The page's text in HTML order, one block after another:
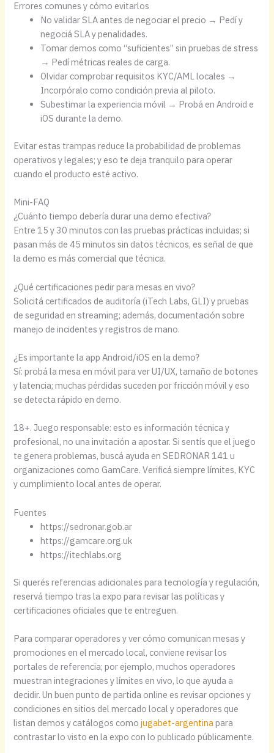
Errores comunes y cómo evitarlos
No validar SLA antes de negociar el precio → Pedí y
negociá SLA y penalidades.
Tomar demos como “suficientes” sin pruebas de stress
→ Pedí métricas reales de carga.
Olvidar comprobar requisitos KYC/AML locales →
Incorpóralo como condición previa al piloto.
Subestimar la experiencia móvil → Probá en Android e
iOS durante la demo.
Evitar estas trampas reduce la probabilidad de problemas
operativos y legales; y eso te deja tranquilo para operar
cuando el producto esté activo.
Mini-FAQ
¿Cuánto tiempo debería durar una demo efectiva?
Entre 15 y 30 minutos con las pruebas prácticas incluidas; si
pasan más de 45 minutos sin datos técnicos, es señal de que
la demo es más comercial que técnica.
¿Qué certificaciones pedir para mesas en vivo?
Solicitá certificados de auditoría (iTech Labs, GLI) y pruebas
de seguridad en streaming; además, documentación sobre
manejo de incidentes y registros de mano.
¿Es importante la app Android/iOS en la demo?
Sí: probá la mesa en móvil para ver UI/UX, tamaño de botones
y latencia; muchas pérdidas suceden por fricción móvil y eso
se detecta rápido en demo.
18+. Juego responsable: esto es información técnica y
profesional, no una invitación a apostar. Si sentís que el juego
te genera problemas, buscá ayuda en SEDRONAR 141 u
organizaciones como GamCare. Verificá siempre límites, KYC
y cumplimiento local antes de operar.
Fuentes
https://sedronar.gob.ar
https://gamcare.org.uk
https://itechlabs.org
Si querés referencias adicionales para tecnología y regulación,
reservá tiempo tras la expo para revisar las políticas y
certificaciones oficiales que te entreguen.
Para comparar operadores y ver cómo comunican mesas y
promociones en el mercado local, conviene revisar los
portales de referencia; por ejemplo, muchos operadores
muestran integraciones y límites en vivo, lo que ayuda a
decidir. Un buen punto de partida online es revisar opciones y
condiciones en sitios del mercado local y operadores que
listan demos y catálogos comojugabet-argentinapara
contrastar lo visto en la expo con lo publicado públicamente.